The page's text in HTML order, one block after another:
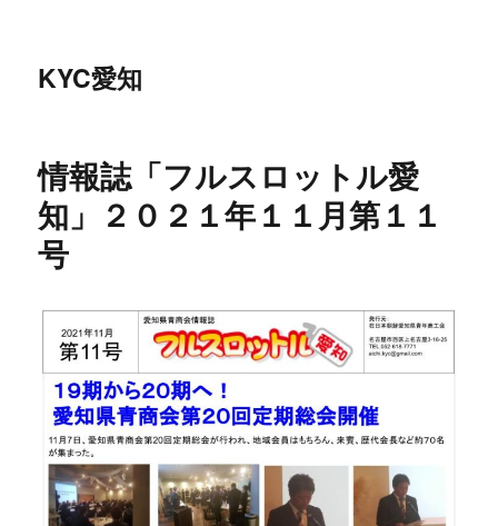
KYC愛知
情報誌「フルスロットル愛
知」２０２１年１１月第１１
号